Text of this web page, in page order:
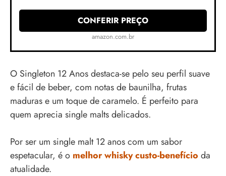
CONFERIR PREÇO
amazon.com.br
O Singleton 12 Anos destaca-se pelo seu perfil suave
e fácil de beber, com notas de baunilha, frutas
maduras e um toque de caramelo. É perfeito para
quem aprecia single malts delicados.
Por ser um single malt 12 anos com um sabor
espetacular, é o melhor whisky custo-benefício da
atualidade.